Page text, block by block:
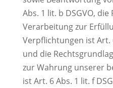
Abs. 1 lit. b DSGVO,
Verarbeitung zur
Verpflichtungen ist Art.
und die
zur Wahrung unserer
ist Art. 6 Abs. 1 lit. f